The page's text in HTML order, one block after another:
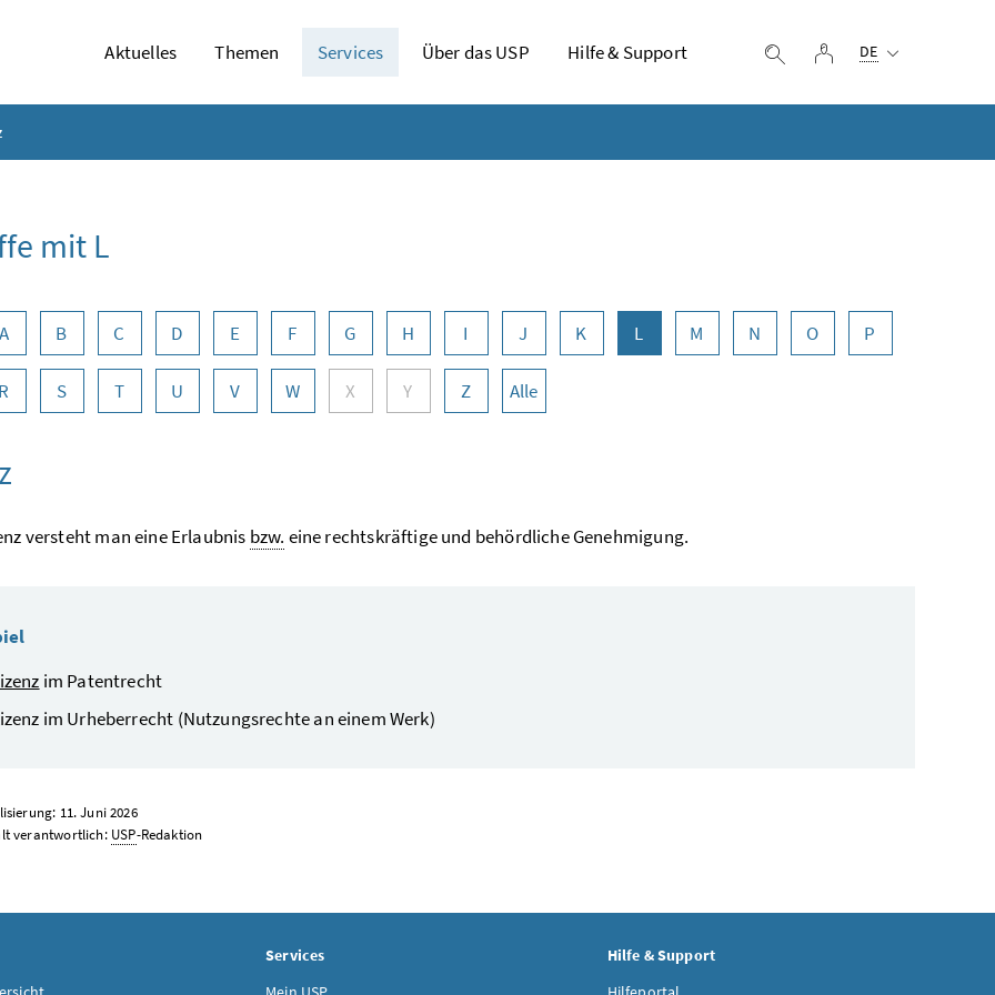
Aktuelles Themen Services Über das USP Hilfe & Support Suche einblenden
Login
DE
mit L
A B C D E F G H I J K L M N O P
R S T U V W X Y Z Alle
versteht man eine Erlaubnis bzw. eine rechtskräftige und behördliche Genehmigung.
im Patentrecht
im Urheberrecht (Nutzungsrechte an einem Werk)
11. Juni 2026
verantwortlich: USP-Redaktion
Services
Hilfe & Support